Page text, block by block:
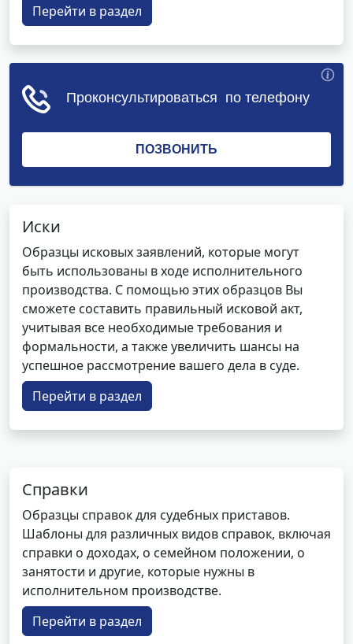
Перейти в раздел
Иски
Образцы исковых заявлений, которые могут
быть использованы в ходе исполнительного
производства. С помощью этих образцов Вы
сможете составить правильный исковой акт,
учитывая все необходимые требования и
формальности, а также увеличить шансы на
успешное рассмотрение вашего дела в суде.
Перейти в раздел
Справки
Образцы справок для судебных приставов.
Шаблоны для различных видов справок, включая
справки о доходах, о семейном положении, о
занятости и другие, которые нужны в
исполнительном производстве.
Перейти в раздел